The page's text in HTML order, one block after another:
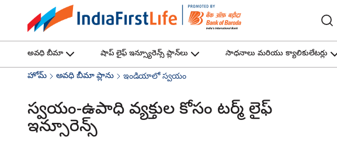
అవధి బీమా షాప్ లైఫ్ ఇన్స్యూరెన్స్ ప్లాన్‌లు సాధనాలు మరియు క్యాలికులేటర్లు
హోమ్ అవధి బీమా ప్లాను ఇండియాలో స్వయం
స్వయం-ఉపాధి వ్యక్తుల కోసం టర్మ్ లైఫ్
ఇన్సూరెన్స్